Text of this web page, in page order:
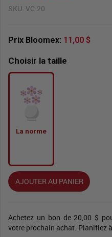
SKU: VC-20
Prix Bloomex: 11,00 $
Choisir la taille
La norme
AJOUTER AU PANIER
Achetez un bon de 20,00 $
votre prochain achat. Planifiez